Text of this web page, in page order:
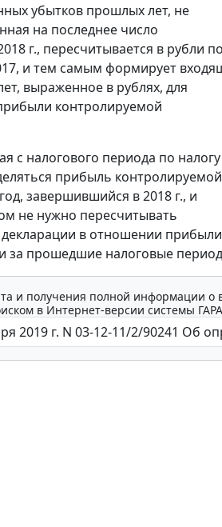
убытков прошлых лет, не
на последнее число
г., пересчитывается в рубли по
и тем самым формирует
выраженное в рублях, для
контролируемой
с налогового периода по
прибыль контролируемой
завершившийся в 2018 г., и
не нужно пересчитывать
в отношении прибыли
за прошедшие налоговые
и получения полной информации о
в Интернет-версии системы